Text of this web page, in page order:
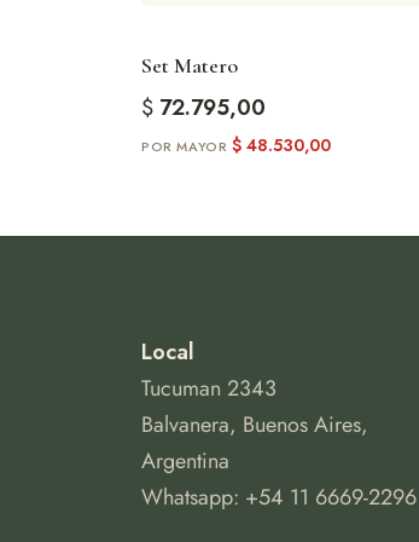
Set Matero
$ 72.795,00
$ 48.530,00
Local
Tucuman 2343
Balvanera, Buenos Aires,
Argentina
Whatsapp: +54 11 6669-2296